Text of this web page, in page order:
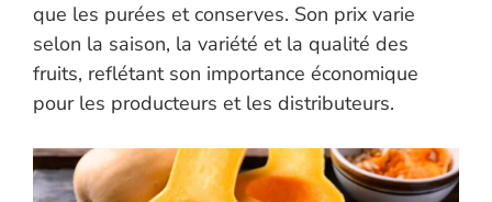
que les purées et conserves. Son prix varie
selon la saison, la variété et la qualité des
fruits, reflétant son importance économique
pour les producteurs et les distributeurs.